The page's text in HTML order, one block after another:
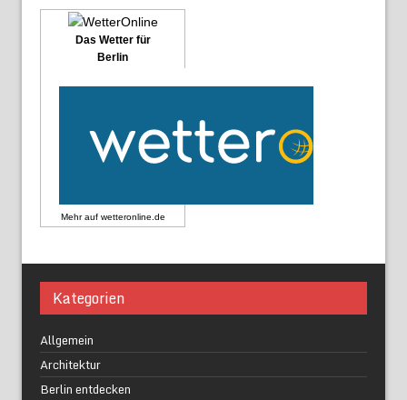
Das Wetter für
Berlin
Mehr auf wetteronline.de
Kategorien
Allgemein
Architektur
Berlin entdecken